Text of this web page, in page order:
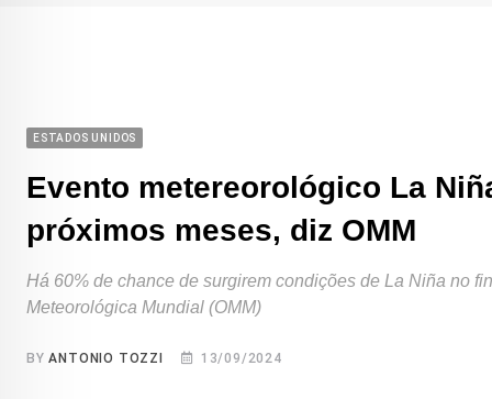
ESTADOS UNIDOS
Evento metereorológico La
próximos meses, diz OMM
Há 60% de chance de surgirem condições de La Niña no
Meteorológica Mundial (OMM)
BYANTONIO TOZZI 13/09/2024